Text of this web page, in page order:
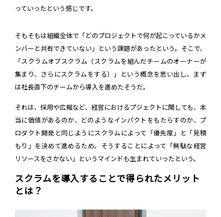
っていったという感じです。
そもそもは組織全体で「どのプロジェクトで何が起こっているかメ
ンバーと共有できていない」という課題があったという。そこで、
「スクラムオブスクラム（スクラムを組んだチームのオーナーが
集まり、さらにスクラムをする）」という概念を思い出し、まず
は社長直下のチームから導入を進めたそうだ。
それは、採用や広報など、経営におけるプジェクトに関しても、本
当に価値があるのか、どのようなインパクトをもたらすのか、プ
ロダクト開発と同じようにスクラムによって「優先度」と「見積
もり」を決めて進めるため。そうすることによって「無駄な経営
リソースをさかない」というマインドも生まれていったという。
スクラムを導入することで得られたメリット
とは？